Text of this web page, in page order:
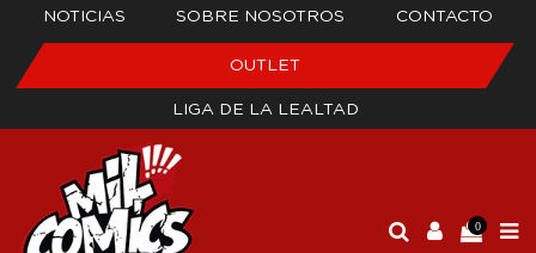
NOTICIAS SOBRE NOSOTROS CONTACTO
OUTLET
LIGA DE LA LEALTAD
0